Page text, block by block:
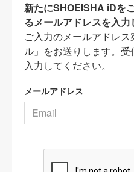
新たにSHOEISHA iDを
るメールアドレスを入力
ご入力のメールアドレ
ル」をお送りします。
入力してください。
メールアドレス